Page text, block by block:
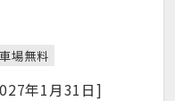
場無料
年1月31日]